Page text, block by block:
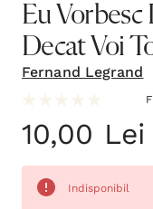
Eu
Decat Voi
Fernand Legrand
10,00 Lei
Indisponibil